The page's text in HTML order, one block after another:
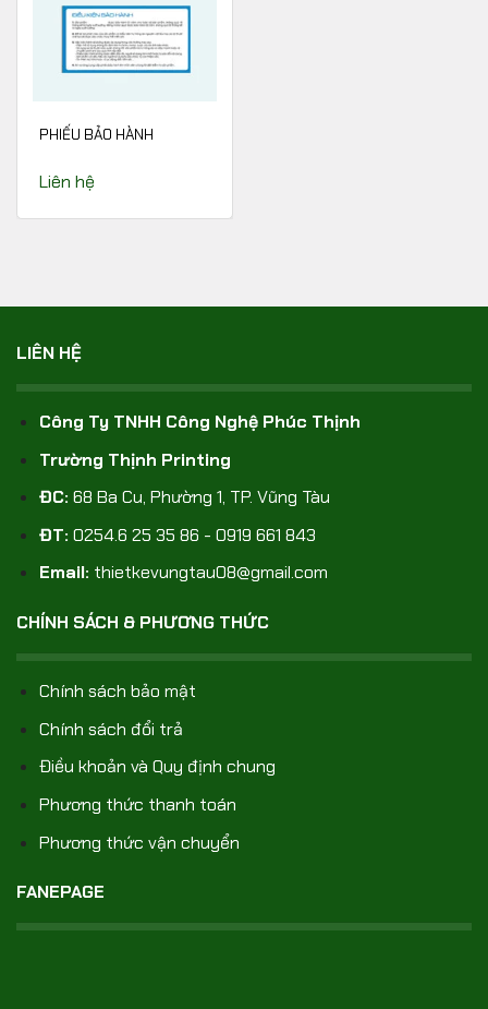
PHIẾU BẢO HÀNH
Liên hệ
LIÊN HỆ
Công Ty TNHH Công Nghệ Phúc Thịnh
Trường Thịnh Printing
ĐC: 68 Ba Cu, Phường 1, TP. Vũng Tàu
ĐT: 0254.6 25 35 86 - 0919 661 843
Email: thietkevungtau08@gmail.com
CHÍNH SÁCH & PHƯƠNG THỨC
Chính sách bảo mật
Chính sách đổi trả
Điều khoản và Quy định chung
Phương thức thanh toán
Phương thức vận chuyển
FANEPAGE